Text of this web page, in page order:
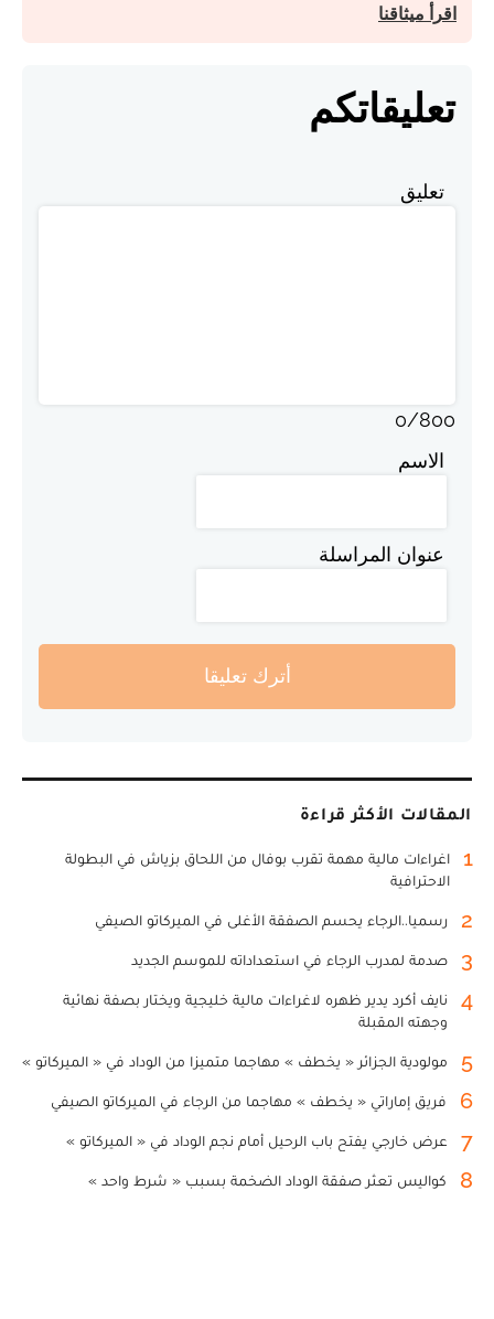
اقرأ ميثاقنا
تعليقاتكم
تعليق
0/800
الاسم
عنوان المراسلة
أترك تعليقا
المقالات الأكثر قراءة
1
اغراءات مالية مهمة تقرب بوفال من اللحاق بزياش في البطولة
الاحترافية
2 رسميا..الرجاء يحسم الصفقة الأغلى في الميركاتو الصيفي
3 صدمة لمدرب الرجاء في استعداداته للموسم الجديد
4
نايف أكرد يدير ظهره لاغراءات مالية خليجية ويختار بصفة نهائية
وجهته المقبلة
5 مولودية الجزائر « يخطف » مهاجما متميزا من الوداد في « الميركاتو »
6 فريق إماراتي « يخطف » مهاجما من الرجاء في الميركاتو الصيفي
7 عرض خارجي يفتح باب الرحيل أمام نجم الوداد في « الميركاتو »
8 كواليس تعثر صفقة الوداد الضخمة بسبب « شرط واحد »